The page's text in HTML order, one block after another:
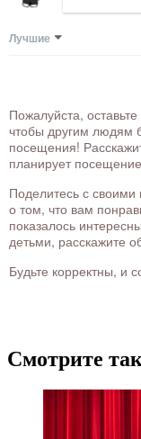
Лучшие
Пожалуйста,
чтобы другим людям
посещения!
планирует
Поделитесь с
о том, что вам
показалось
детьми, расскажите
Будьте корректны, и
Смотрите